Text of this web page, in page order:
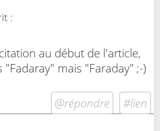
:
au début de l'article,
"Fadaray" mais "Faraday" ;-)
@répondre #lien